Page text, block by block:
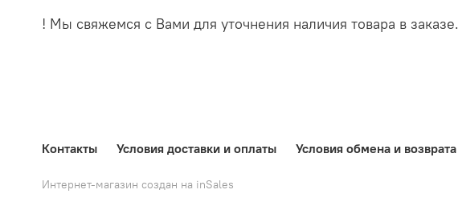
! Мы свяжемся с Вами для уточнения наличия товара в заказе.
Контакты Условия доставки и оплаты Условия обмена и возврата
Интернет-магазин создан на inSales